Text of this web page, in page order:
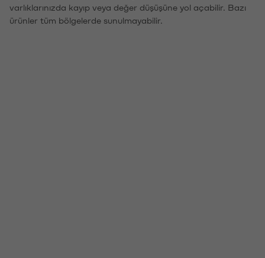
varlıklarınızda kayıp veya değer düşüşüne yol açabilir. Bazı
ürünler tüm bölgelerde sunulmayabilir.